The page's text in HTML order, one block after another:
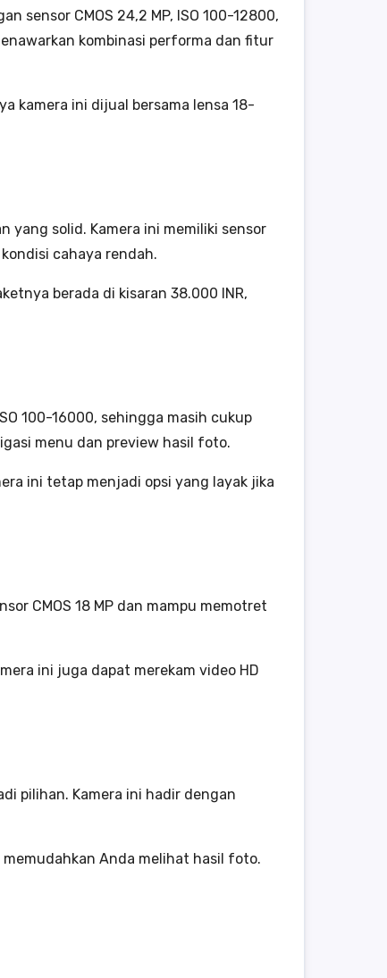
sensor CMOS 24,2 MP, ISO 100-12800,
kombinasi performa dan fitur
kamera ini dijual bersama lensa 18-
yang solid. Kamera ini memiliki sensor
cahaya rendah.
berada di kisaran 38.000 INR,
100-16000, sehingga masih cukup
menu dan preview hasil foto.
ini tetap menjadi opsi yang layak jika
CMOS 18 MP dan mampu memotret
ini juga dapat merekam video HD
pilihan. Kamera ini hadir dengan
memudahkan Anda melihat hasil foto.